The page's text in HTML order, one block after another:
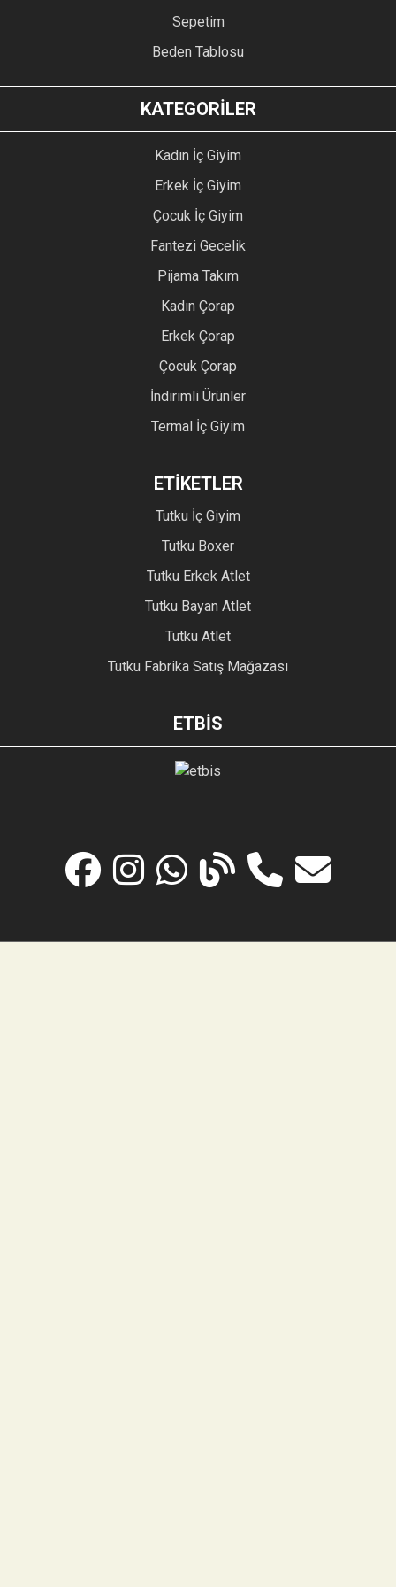
Sepetim
Beden Tablosu
KATEGORİLER
Kadın İç Giyim
Erkek İç Giyim
Çocuk İç Giyim
Fantezi Gecelik
Pijama Takım
Kadın Çorap
Erkek Çorap
Çocuk Çorap
İndirimli Ürünler
Termal İç Giyim
ETİKETLER
Tutku İç Giyim
Tutku Boxer
Tutku Erkek Atlet
Tutku Bayan Atlet
Tutku Atlet
Tutku Fabrika Satış Mağazası
ETBİS